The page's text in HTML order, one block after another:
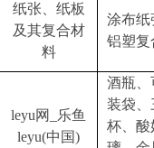
纸张、纸板
及其复合材
料
涂布纸
铝塑复
leyu网_乐鱼
leyu(中国)
酒瓶、
装袋
杯、酸